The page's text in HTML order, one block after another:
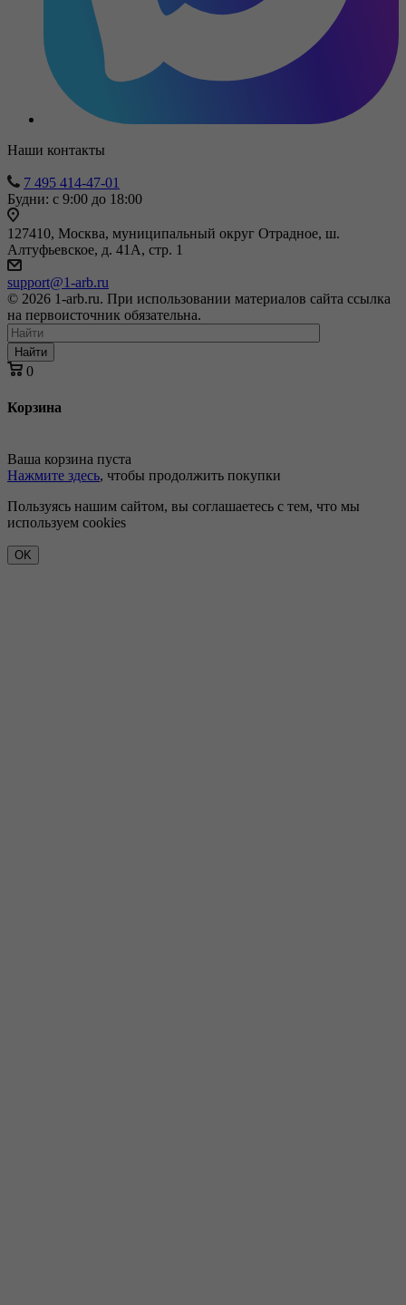
Наши контакты
7 495 414-47-01
Будни: с 9:00 до 18:00
127410, Москва, муниципальный округ Отрадное, ш.
Алтуфьевское, д. 41А, стр. 1
support@1-arb.ru
© 2026 1-arb.ru. При использовании материалов сайта ссылка
на первоисточник обязательна.
Найти
0
Корзина
Ваша корзина пуста
Нажмите здесь, чтобы продолжить покупки
Пользуясь нашим сайтом, вы соглашаетесь с тем, что мы
используем cookies
OK